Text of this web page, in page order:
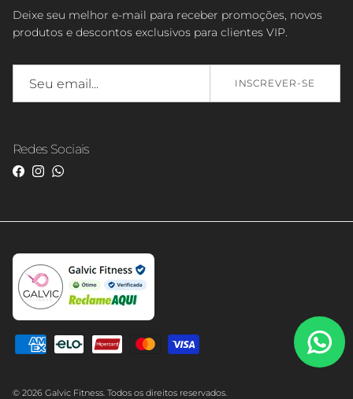
Deixe seu melhor e-mail para receber promoções, novos
produtos e descontos exclusivos para clientes VIP.
INSCREVER-SE
Redes Sociais
Facebook
Instagram
WhatsApp
© 2026 Galvic Fitness. Todos os direitos reservados.